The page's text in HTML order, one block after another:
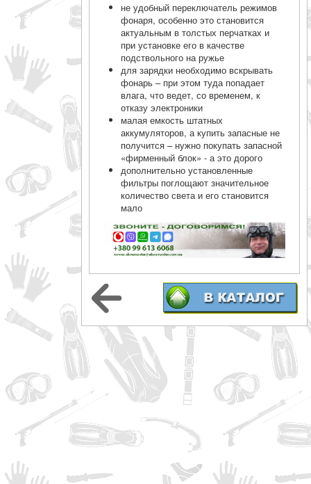
не удобный переключатель режимов
фонаря, особенно это становится
актуальным в толстых перчатках и
при установке его в качестве
подствольного на ружье
для зарядки необходимо вскрывать
фонарь – при этом туда попадает
влага, что ведет, со временем, к
отказу электроники
малая емкость штатных
аккумуляторов, а купить запасные не
получится – нужно покупать запасной
«фирменный блок» - а это дорого
дополнительно установленные
фильтры поглощают значительное
количество света и его становится
мало